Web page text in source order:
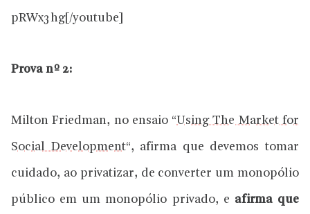
pRWx3hg[/youtube]
Prova nº 2:
Milton Friedman, no ensaio “Using The Market for
Social Development“, afirma que devemos tomar
cuidado, ao privatizar, de converter um monopólio
público em um monopólio privado, e afirma que